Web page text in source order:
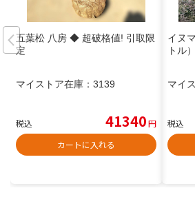
五葉松 八房 ◆ 超破格値! 引取限
定
マイストア在庫： 3139
税込 41340円
カートに入れる
イヌ
トル）
マイ
税込